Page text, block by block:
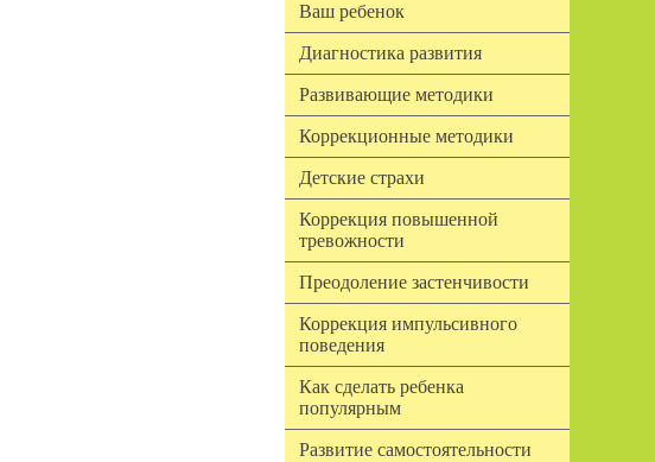
Ваш ребенок
Диагностика развития
Развивающие методики
Коррекционные методики
Детские страхи
Коррекция повышенной
тревожности
Преодоление застенчивости
Коррекция импульсивного
поведения
Как сделать ребенка
популярным
Развитие самостоятельности